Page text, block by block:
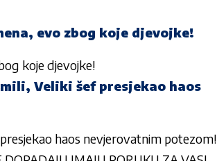
evo zbog koje djevojke!
koje djevojke!
Veliki šef presjekao haos
haos nevjerovatnim potezom!